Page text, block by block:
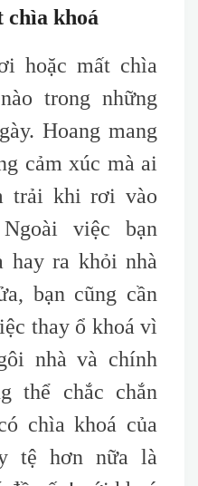
chìa khoá
hoặc mất chìa
trong những
Hoang mang
cảm xúc mà ai
trải khi rơi vào
việc bạn
hay ra khỏi nhà
bạn cũng cần
thay ổ khoá vì
nhà và chính
thể chắc chắn
chìa khoá của
tệ hơn nữa là